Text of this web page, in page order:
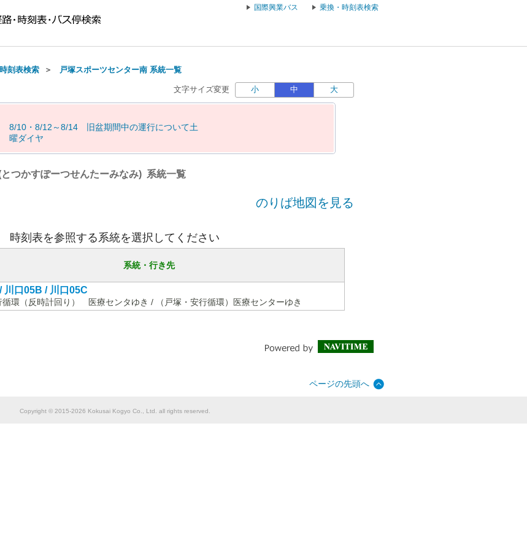
国際興業バス 乗換・時刻表検索
刻表検索 ＞ 戸塚スポーツセンター南 系統一覧
文字サイズ変更 小 中 大
8/10 ・ 8/1 2 ～8/14 旧盆期間中の運行について土
曜ダイヤ
つかすぽーつせんたーみなみ) 系統一覧
のりば地図を見る
時刻表を参照する系統を選択してください
系統・行き先
川口05B / 川口05C
循環（反時計回り） 医療センタゆき / （戸塚・安行循環）医療センターゆき
ページの先頭へ
Copyright © 2015-2026 Kokusai Kogyo Co., Ltd. all rights reserved.